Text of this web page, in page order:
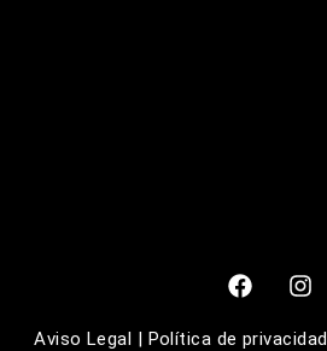
Aviso Legal | Política de privacidad